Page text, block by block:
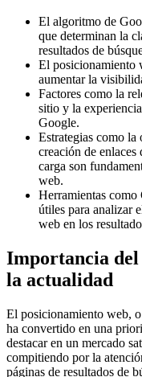
El algoritmo de
que determinan la
resultados de
El posicionamiento
aumentar la
Factores como la
sitio y la
Google.
Estrategias como la
creación de
carga son
web.
Herramientas
útiles para analizar
web en los
Importancia del
la actualidad
El posicionamiento web,
ha convertido en una
destacar en un mercado
compitiendo por la
páginas de resultados de